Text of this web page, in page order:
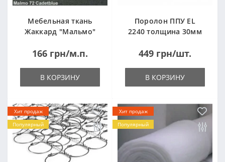
Мебельная ткань
Жаккард "Мальмо"
166 грн/м.п.
В КОРЗИНУ
Поролон ППУ EL
2240 толщина 30мм
(1000x2000мм)
449 грн/шт.
В КОРЗИНУ
Хит продаж
Популярный
Хит продаж
Популярный